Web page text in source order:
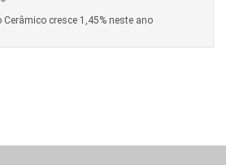
cresce 1,45% neste ano